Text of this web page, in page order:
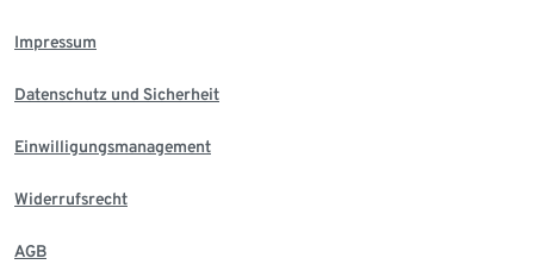
Impressum
Datenschutz und Sicherheit
Einwilligungsmanagement
Widerrufsrecht
AGB